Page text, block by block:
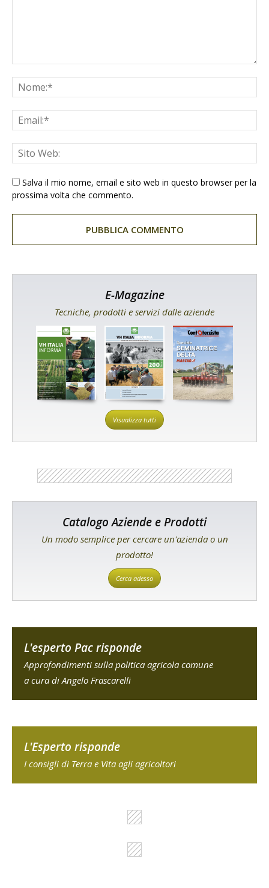
Salva il mio nome, email e sito web in questo browser per la
prossima volta che commento.
E-Magazine
Tecniche, prodotti e servizi dalle aziende
Visualizza tutti
Catalogo Aziende e Prodotti
Un modo semplice per cercare un'azienda o un
prodotto!
Cerca adesso
L'esperto Pac risponde
Approfondimenti sulla politica agricola comune
a cura di Angelo Frascarelli
L'Esperto risponde
I consigli di Terra e Vita agli agricoltori